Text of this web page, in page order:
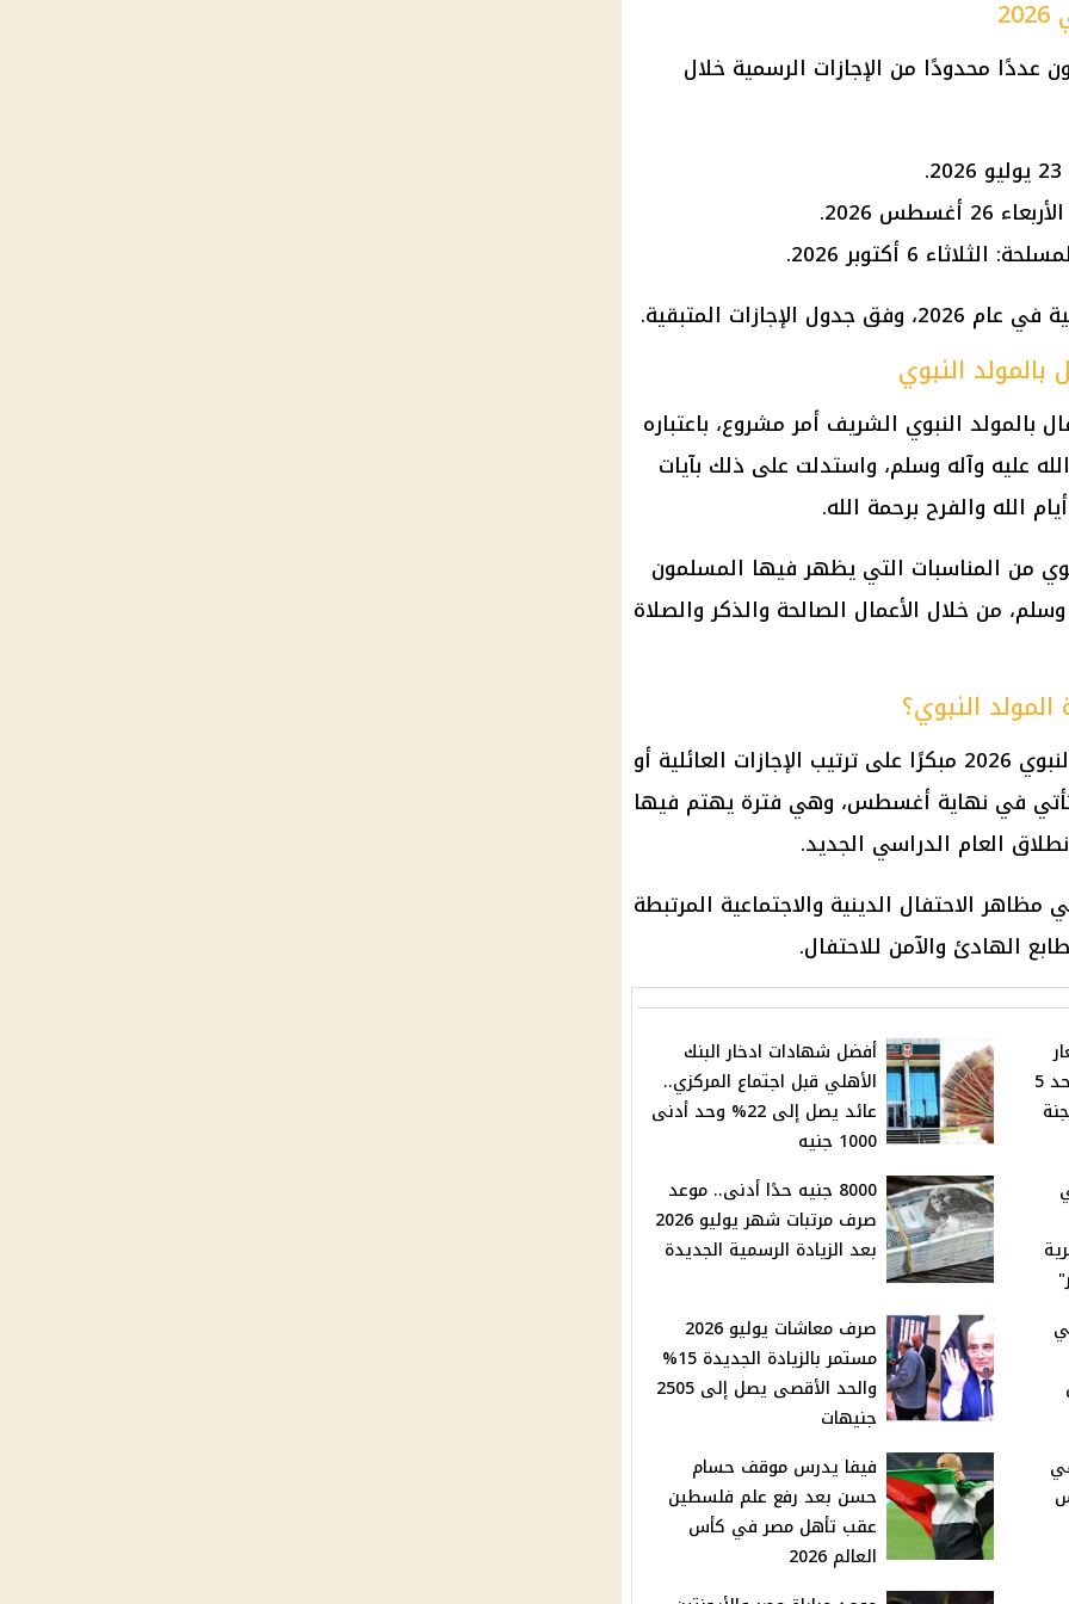
عددًا محدودًا من الإجازات الرسمية خلال
2026.
النبوي
بالمولد النبوي الشريف أمر مشروع، باعتباره
عليه وآله وسلم، واستدلت على ذلك بآيات
الله والفرح برحمة الله.
من المناسبات التي يظهر فيها المسلمون
من خلال الأعمال الصالحة والذكر والصلاة
النبوي؟
تساعد معرفة موعد إجازة المولد النبوي 2026 مبكرًا على ترتيب الإجازات العائلية أو
في نهاية أغسطس، وهي فترة يهتم فيها
العام الدراسي الجديد.
الاحتفال الدينية والاجتماعية المرتبطة
الهادئ والآمن للاحتفال.
البنزين والسولار اليوم الأحد 5
أفضل شهادات ادخار البنك
الأهلي قبل اجتماع المركزي..
عائد يصل إلى 22% وحد أدنى
1000 جنيه
8000 جنيه حدًا أدنى.. موعد
صرف مرتبات شهر يوليو 2026
بعد الزيادة الرسمية الجديدة
صرف معاشات يوليو 2026
مستمر بالزيادة الجديدة 15%
والحد الأقصى يصل إلى 2505
جنيهات
فيفا يدرس موقف حسام
حسن بعد رفع علم فلسطين
عقب تأهل مصر في كأس
العالم 2026